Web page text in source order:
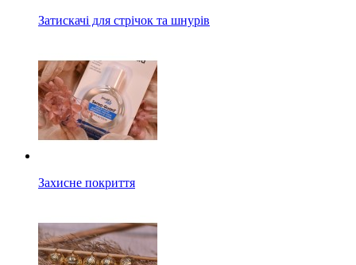
Затискачі для стрічок та шнурів
Захисне покриття